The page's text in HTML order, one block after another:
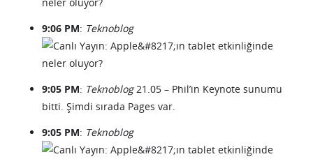
9:06 PM: Teknoblog
9:05 PM: Teknoblog21.05 – Phil’in Keynote sunumu
bitti. Şimdi sırada Pages var.
9:05 PM: Teknoblog